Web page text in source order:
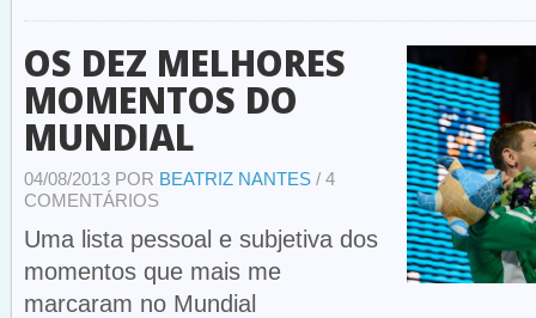
OS DEZ MELHORES
MOMENTOS DO
MUNDIAL
04/08/2013 POR BEATRIZ NANTES / 4
COMENTÁRIOS
Uma lista pessoal e subjetiva dos
momentos que mais me
marcaram no Mundial